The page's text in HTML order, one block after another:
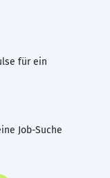
für ein
Job-Suche